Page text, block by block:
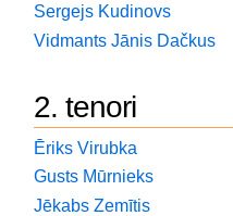
Sergejs Kudinovs
Vidmants Jānis Dačkus
2. tenori
Ēriks Virubka
Gusts Mūrnieks
Jēkabs Zemītis